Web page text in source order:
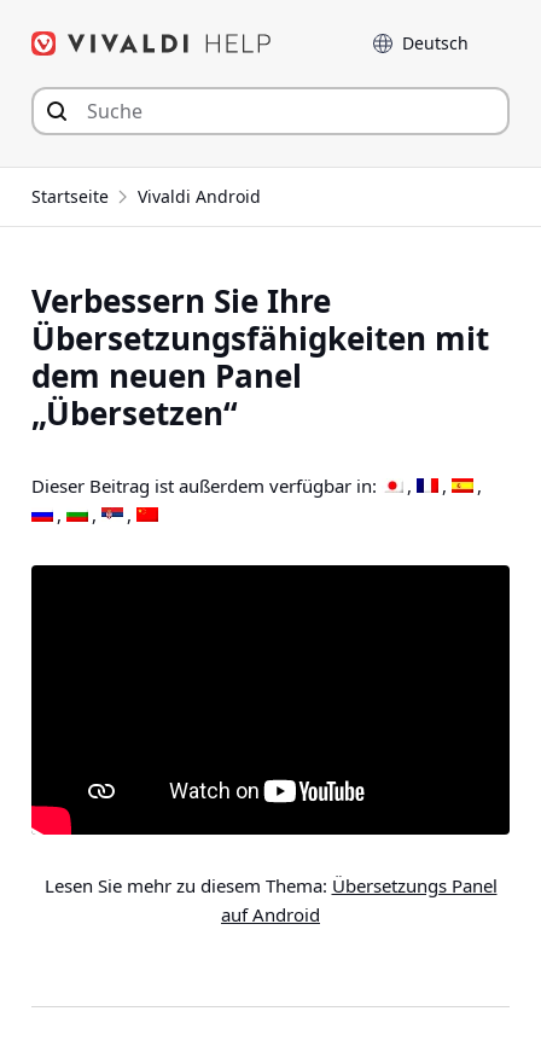
Inhalt
Sprache
Startseite Vivaldi Android
Verbessern Sie Ihre
Übersetzungsfähigkeiten mit
dem neuen Panel
„Übersetzen“
Dieser Beitrag ist außerdem verfügbar in:
Lesen Sie mehr zu diesem Thema: Übersetzungs Panel
auf Android